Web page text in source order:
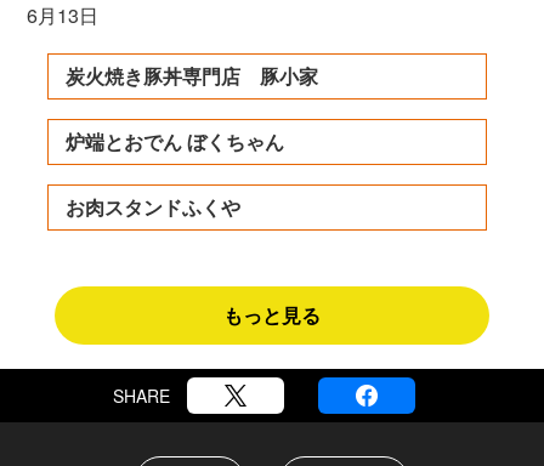
6月13日
炭火焼き豚丼専門店 豚小家
炉端とおでん ぼくちゃん
お肉スタンドふくや
もっと見る
SHARE